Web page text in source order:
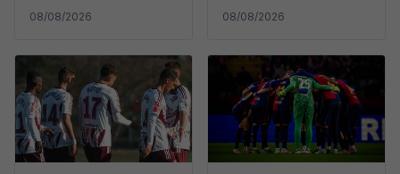
08/08/2026 08/08/2026